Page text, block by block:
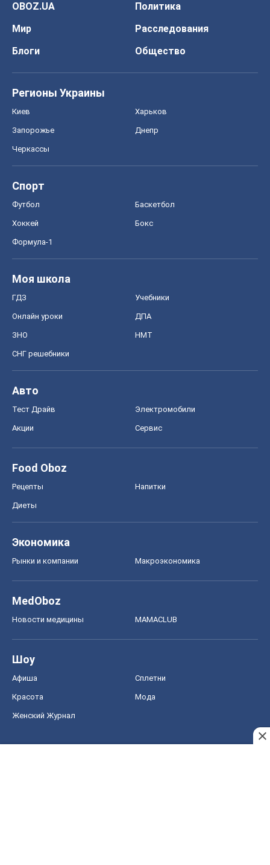
OBOZ.UA
Политика
Мир
Расследования
Блоги
Общество
Регионы Украины
Киев Харьков
Запорожье Днепр
Черкассы
Спорт
Футбол Баскетбол
Хоккей Бокс
Формула-1
Моя школа
ГДЗ Учебники
Онлайн уроки ДПА
ЗНО НМТ
СНГ решебники
Авто
Тест Драйв Электромобили
Акции Сервис
Food Oboz
Рецепты Напитки
Диеты
Экономика
Рынки и компании Mакроэкономика
MedOboz
Новости медицины MAMACLUB
Шоу
Афиша Сплетни
Красота Мода
Женский Журнал